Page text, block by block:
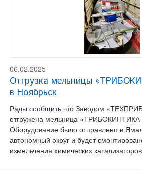
06.02.2025
Отгрузка мельницы
в Ноябрьск
Рады сообщить что Заводом
отгружена мельница
Оборудование было отправлено в
автономный округ и будет
измельчения химических